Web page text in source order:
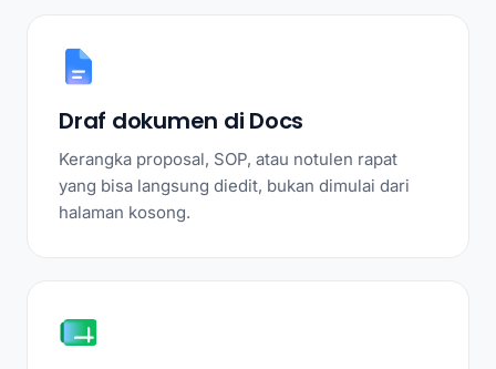
Draf dokumen di Docs
Kerangka proposal, SOP, atau notulen rapat
yang bisa langsung diedit, bukan dimulai dari
halaman kosong.